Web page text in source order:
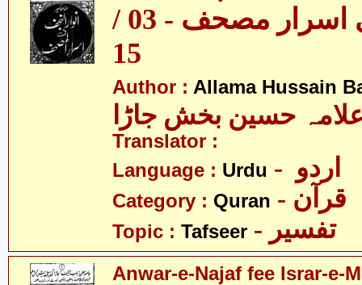
انوارِ نجف فی اسرار مصحف - 03 /
15
Author : Allama Hussain
حسین بخش جاڑا
Translator :
Language : Urdu
Category : Quran - قرآن
Topic : Tafseer - تفسیر
Anwar-e-Najaf fee Israr-e-